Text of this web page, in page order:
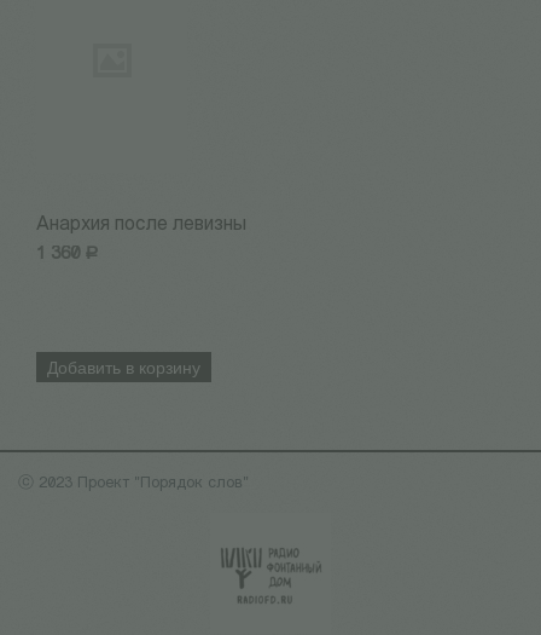
Анархия после левизны
1 360 Р
Добавить в корзину
ⓒ 2023 Проект "Порядок слов"